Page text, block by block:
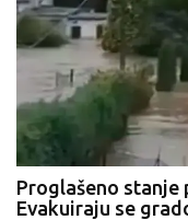
Proglašeno
Evakuiraju se